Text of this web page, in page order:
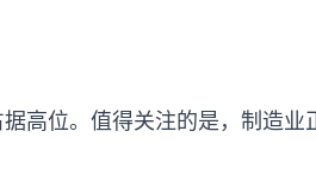
高位。值得关注的是，制造业